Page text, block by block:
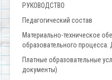
РУКОВОДСТВО
Педагогический состав
Материально-техническое
образовательного процесса.
Платные образовательные
документы)